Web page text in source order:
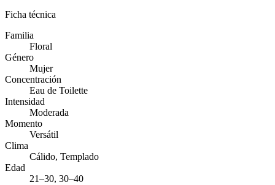
Ficha técnica
Familia
Floral
Género
Mujer
Concentración
Eau de Toilette
Intensidad
Moderada
Momento
Versátil
Clima
Cálido, Templado
Edad
21–30, 30–40